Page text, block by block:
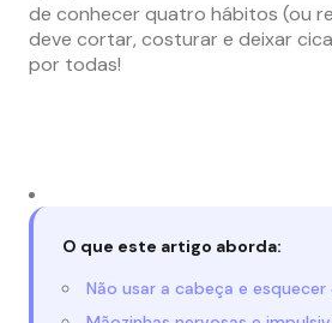
de conhecer quatro hábitos (ou
deve cortar, costurar e deixar
por todas!
O que este artigo aborda:
Não usar a cabeça e